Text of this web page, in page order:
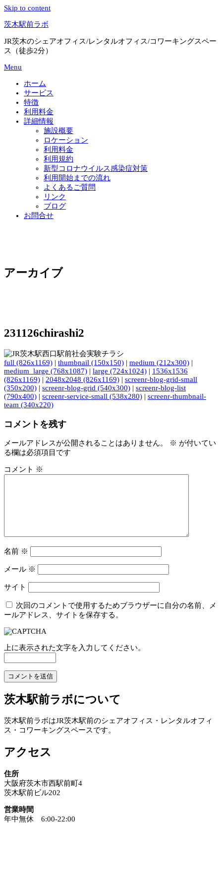
Skip to content
茨木駅前ラボ
JR茨木のシェアオフィス/レンタルオフィス/コワーキングスペー
ス（徒歩2分）
Menu
ホーム
サービス
特徴
利用料金
詳細情報
施設概要
ロケーション
利用料金
利用規約
新型コロナウイルス感染症対策
利用開始までの流れ
よくあるご質問
リンク
ブログ
お問合せ
アーカイブ
231126chirashi2
full (826x1169) | thumbnail (150x150) | medium (212x300) |
medium_large (768x1087) | large (724x1024) | 1536x1536
(826x1169) | 2048x2048 (826x1169) | screenr-blog-grid-small
(350x200) | screenr-blog-grid (540x300) | screenr-blog-list
(790x400) | screenr-service-small (538x280) | screenr-thumbnail-
team (340x220)
コメントを残す
メールアドレスが公開されることはありません。 ※ が付いてい
る欄は必須項目です
コメント ※
名前 ※
メール ※
サイト
次回のコメントで使用するためブラウザーに自分の名前、メ
ールアドレス、サイトを保存する。
上に表示された文字を入力してください。
茨木駅前ラボについて
茨木駅前ラボはJR茨木駅前のシェアオフィス・レンタルオフィ
ス・コワーキングスペースです。
アクセス
住所
大阪府茨木市西駅前町4
茨木駅前ビル202
営業時間
年中無休 6:00-22:00